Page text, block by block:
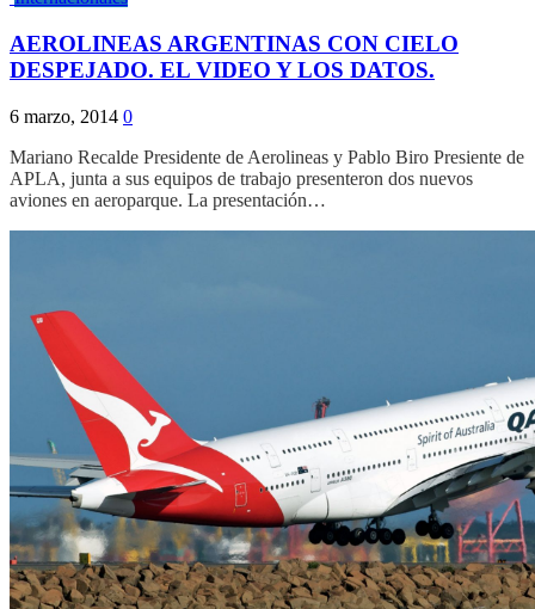
AEROLINEAS ARGENTINAS CON CIELO
DESPEJADO. EL VIDEO Y LOS DATOS.
6 marzo, 2014 0
Mariano Recalde Presidente de Aerolineas y Pablo Biro Presiente de
APLA, junta a sus equipos de trabajo presenteron dos nuevos
aviones en aeroparque. La presentación…